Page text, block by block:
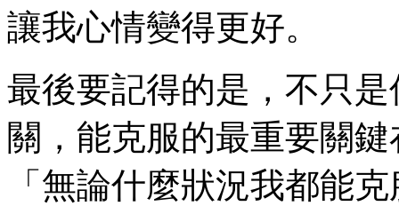
讓我心情變得更好。
最後要記得的是，不只
關，能克服的最重要關
「無論什麼狀況我都能